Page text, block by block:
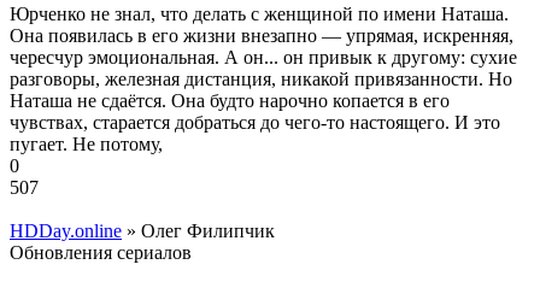
Юрченко не знал, что делать с женщиной по имени Наташа.
Она появилась в его жизни внезапно — упрямая, искренняя,
чересчур эмоциональная. А он... он привык к другому: сухие
разговоры, железная дистанция, никакой привязанности. Но
Наташа не сдаётся. Она будто нарочно копается в его
чувствах, старается добраться до чего-то настоящего. И это
пугает. Не потому,
0
507
HDDay.online » Олег Филипчик
Обновления сериалов